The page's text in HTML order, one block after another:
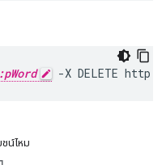
-X DELETE
น์ไหม